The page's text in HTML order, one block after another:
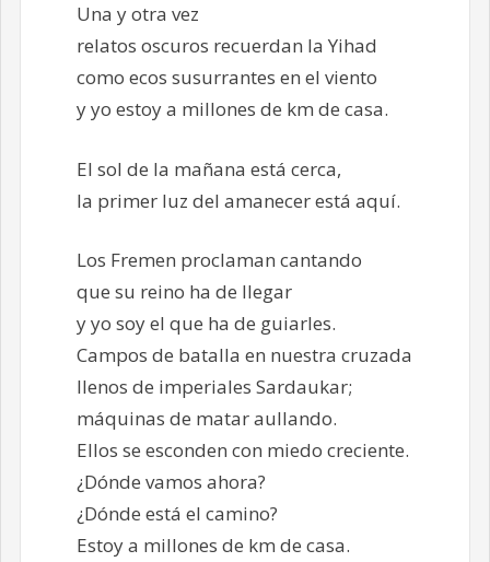
Una y otra vez
relatos oscuros recuerdan la Yihad
como ecos susurrantes en el viento
y yo estoy a millones de km de casa.
El sol de la mañana está cerca,
la primer luz del amanecer está aquí.
Los Fremen proclaman cantando
que su reino ha de llegar
y yo soy el que ha de guiarles.
Campos de batalla en nuestra cruzada
llenos de imperiales Sardaukar;
máquinas de matar aullando.
Ellos se esconden con miedo creciente.
¿Dónde vamos ahora?
¿Dónde está el camino?
Estoy a millones de km de casa.